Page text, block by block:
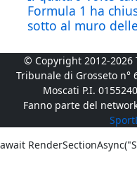
Formula 1 ha
sotto al muro
© Copyright 2012-
Tribunale di Grosseto
Moscati P.I.
Fanno parte del
await